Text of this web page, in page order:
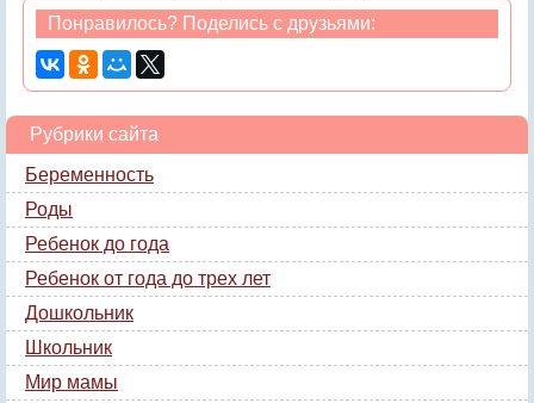
Понравилось? Поделись с друзьями:
Рубрики сайта
Беременность
Роды
Ребенок до года
Ребенок от года до трех лет
Дошкольник
Школьник
Мир мамы